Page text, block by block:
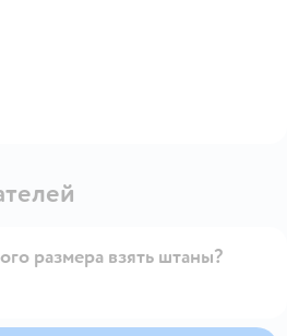
размера взять штаны?